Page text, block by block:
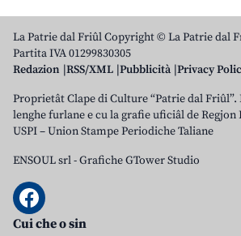
La Patrie dal Friûl Copyright © La Patrie dal
Partita IVA 01299830305
Redazion RSS/XML Pubblicità Privacy
Proprietât Clape di Culture “Patrie dal
lenghe furlane e cu la grafie uficiâl de Regjon
USPI – Union Stampe Periodiche Taliane
ENSOUL srl-Grafiche GTower Studio
Cui che o sin